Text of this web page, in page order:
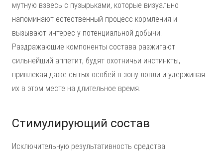
мутную взвесь с пузырьками, которые визуально
напоминают естественный процесс кормления и
вызывают интерес у потенциальной добычи.
Раздражающие компоненты состава разжигают
сильнейший аппетит, будят охотничьи инстинкты,
привлекая даже сытых особей в зону ловли и удерживая
их в этом месте на длительное время.
Стимулирующий состав
Исключительную результативность средства